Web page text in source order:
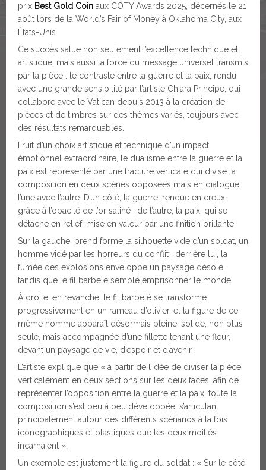
prix Best Gold Coin aux COTY Awards 2025, décernés le 21
août lors de la World’s Fair of Money à Oklahoma City, aux
États-Unis.
Ce succès salue non seulement l’excellence technique et
artistique, mais aussi la force du message universel transmis
par la pièce : le contraste entre la guerre et la paix, rendu
avec une grande sensibilité par l’artiste Chiara Principe, qui
collabore avec le Vatican depuis 2013 à la création de
pièces et de timbres sur des thèmes variés, toujours avec
des résultats remarquables.
Fruit d’un choix artistique et technique d’un impact
émotionnel extraordinaire, le dualisme entre la guerre et la
paix est représenté par une fracture verticale qui divise la
composition en deux scènes opposées mais en dialogue
l’une avec l’autre. D’un côté, la guerre, rendue en creux
grâce à l’opacité de l’or satiné ; de l’autre, la paix, qui se
détache en relief, mise en valeur par une finition brillante.
Sur la gauche, prend forme la silhouette vide d’un soldat, un
homme vidé par les horreurs du conflit ; derrière lui, la
fumée des explosions enveloppe un paysage désolé,
tandis que le fil barbelé semble emprisonner le monde.
À droite, en revanche, le fil barbelé se transforme
progressivement en un rameau d’olivier, et la figure de ce
même homme apparaît désormais pleine, solide, non plus
seule, mais accompagnée d’une fillette tenant une fleur,
devant un paysage de vie, d’espoir et d’avenir.
L’artiste explique que « à partir de l’idée de diviser la pièce
verticalement en deux sections sur les deux faces, afin de
représenter l’opposition entre la guerre et la paix, toute la
composition s’est peu à peu développée, s’articulant
principalement autour des différents scénarios à la fois
iconographiques et plastiques que les deux moitiés
incarnaient ».
Un exemple est justement la figure du soldat : « Sur le côté